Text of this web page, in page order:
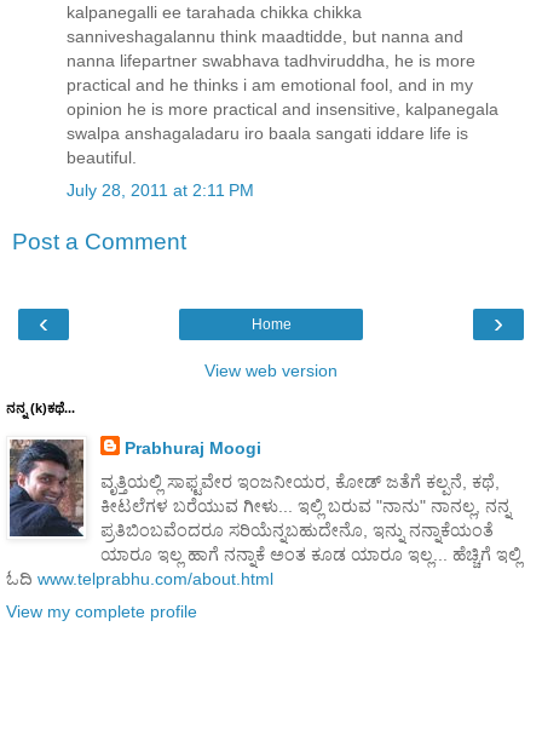
kalpanegalli ee tarahada chikka chikka
sanniveshagalannu think maadtidde, but nanna and
nanna lifepartner swabhava tadhviruddha, he is more
practical and he thinks i am emotional fool, and in my
opinion he is more practical and insensitive, kalpanegala
swalpa anshagaladaru iro baala sangati iddare life is
beautiful.
July 28, 2011 at 2:11 PM
Post a Comment
‹ ›
Home
View web version
ನನ್ನ (k)ಕಥೆ...
Prabhuraj Moogi
ವೃತ್ತಿಯಲ್ಲಿ ಸಾಫ್ಟವೇರ ಇಂಜನೀಯರ, ಕೋಡ್ ಜತೆಗೆ ಕಲ್ಪನೆ, ಕಥೆ,
ಕೀಟಲೆಗಳ ಬರೆಯುವ ಗೀಳು... ಇಲ್ಲಿ ಬರುವ "ನಾನು" ನಾನಲ್ಲ, ನನ್ನ
ಪ್ರತಿಬಿಂಬವೆಂದರೂ ಸರಿಯೆನ್ನಬಹುದೇನೊ, ಇನ್ನು ನನ್ನಾಕೆಯಂತೆ
ಯಾರೂ ಇಲ್ಲ ಹಾಗೆ ನನ್ನಾಕೆ ಅಂತ ಕೂಡ ಯಾರೂ ಇಲ್ಲ... ಹೆಚ್ಚಿಗೆ ಇಲ್ಲಿ
ಓದಿ www.telprabhu.com/about.html
View my complete profile